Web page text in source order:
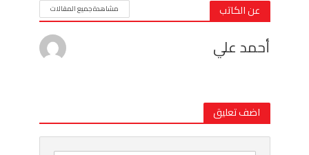
عن الكاتب مشاهدة جميع المقالات
أحمد علي
اضف تعليق